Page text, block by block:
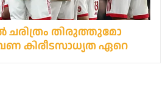
ചരിത്രം തിരുത്തുമോ
കിരീടസാധ്യത ഏറെ